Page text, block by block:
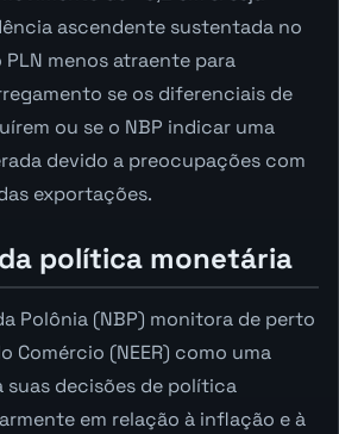
ascendente sustentada no
PLN menos atraente para
se os diferenciais de
ou se o NBP indicar uma
devido a preocupações com
exportações.
política monetária
Polônia (NBP) monitora de perto
Comércio (NEER) como uma
suas decisões de política
em relação à inflação e à